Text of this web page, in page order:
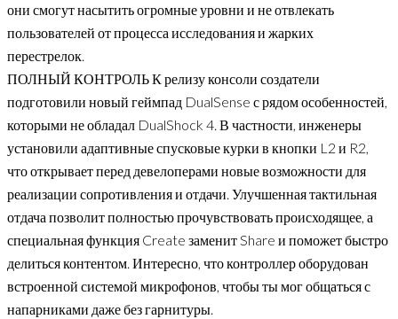
они смогут насытить огромные уровни и не отвлекать
пользователей от процесса исследования и жарких
перестрелок.
ПОЛНЫЙ КОНТРОЛЬ К релизу консоли создатели
подготовили новый геймпад DualSense с рядом особенностей,
которыми не обладал DualShock 4. В частности, инженеры
установили адаптивные спусковые курки в кнопки L2 и R2,
что открывает перед девелоперами новые возможности для
реализации сопротивления и отдачи. Улучшенная тактильная
отдача позволит полностью прочувствовать происходящее, а
специальная функция Create заменит Share и поможет быстро
делиться контентом. Интересно, что контроллер оборудован
встроенной системой микрофонов, чтобы ты мог общаться с
напарниками даже без гарнитуры.